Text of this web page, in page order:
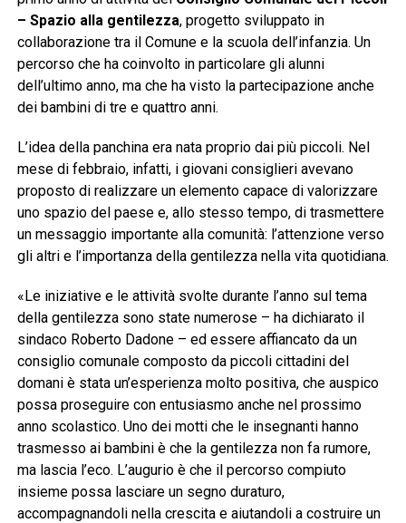
– Spazio alla gentilezza, progetto sviluppato in
collaborazione tra il Comune e la scuola dell’infanzia. Un
percorso che ha coinvolto in particolare gli alunni
dell’ultimo anno, ma che ha visto la partecipazione anche
dei bambini di tre e quattro anni.
L’idea della panchina era nata proprio dai più piccoli. Nel
mese di febbraio, infatti, i giovani consiglieri avevano
proposto di realizzare un elemento capace di valorizzare
uno spazio del paese e, allo stesso tempo, di trasmettere
un messaggio importante alla comunità: l’attenzione verso
gli altri e l’importanza della gentilezza nella vita quotidiana.
«Le iniziative e le attività svolte durante l’anno sul tema
della gentilezza sono state numerose – ha dichiarato il
sindaco Roberto Dadone – ed essere affiancato da un
consiglio comunale composto da piccoli cittadini del
domani è stata un’esperienza molto positiva, che auspico
possa proseguire con entusiasmo anche nel prossimo
anno scolastico. Uno dei motti che le insegnanti hanno
trasmesso ai bambini è che la gentilezza non fa rumore,
ma lascia l’eco. L’augurio è che il percorso compiuto
insieme possa lasciare un segno duraturo,
accompagnandoli nella crescita e aiutandoli a costruire un